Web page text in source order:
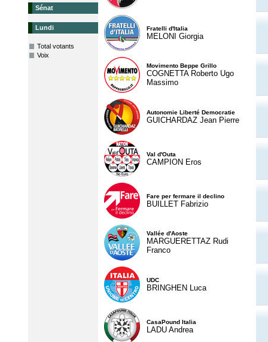
Sénat
Lundi
Total votants
Voix
Fratelli d'Italia
MELONI Giorgia
Movimento Beppe Grillo
COGNETTA Roberto Ugo
Massimo
Autonomie Liberté Democratie
GUICHARDAZ Jean Pierre
Val d'Outa
CAMPION Eros
Fare per fermare il declino
BUILLET Fabrizio
Vallée d'Aoste
MARGUERETTAZ Rudi
Franco
UDC
BRINGHEN Luca
CasaPound Italia
LADU Andrea